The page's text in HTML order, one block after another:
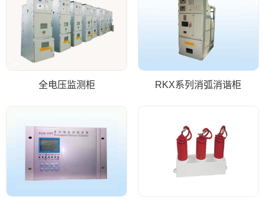
全电压监测柜 RKX系列消弧消谐柜